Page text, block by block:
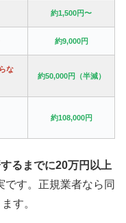
約1,500円〜
約9,000円
な
約50,000円（半減）
約108,000円
るまでに20万円以上
です。正規業者なら同
す。